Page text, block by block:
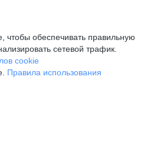
обеспечивать правильную
сетевой трафик.
cookie
Правила использования